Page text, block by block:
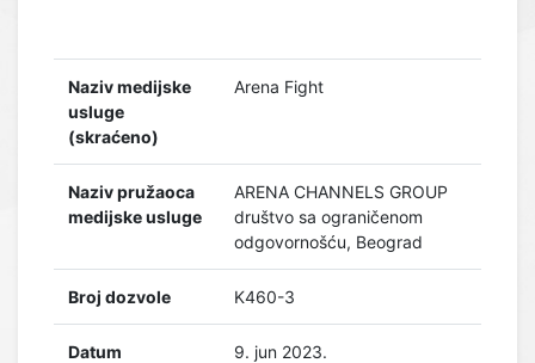
Naziv medijske
usluge
(skraćeno)
Arena Fight
Naziv pružaoca
medijske usluge
ARENA CHANNELS GROUP
društvo sa ograničenom
odgovornošću, Beograd
Broj dozvole K460-3
Datum 9. jun 2023.